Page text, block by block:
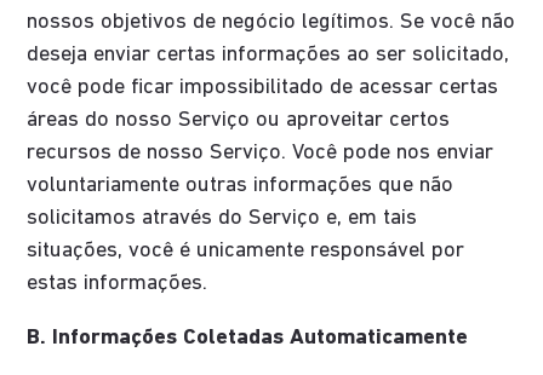
nossos objetivos de negócio legítimos. Se você não
deseja enviar certas informações ao ser solicitado,
você pode ficar impossibilitado de acessar certas
áreas do nosso Serviço ou aproveitar certos
recursos de nosso Serviço. Você pode nos enviar
voluntariamente outras informações que não
solicitamos através do Serviço e, em tais
situações, você é unicamente responsável por
estas informações.
B. Informações Coletadas Automaticamente